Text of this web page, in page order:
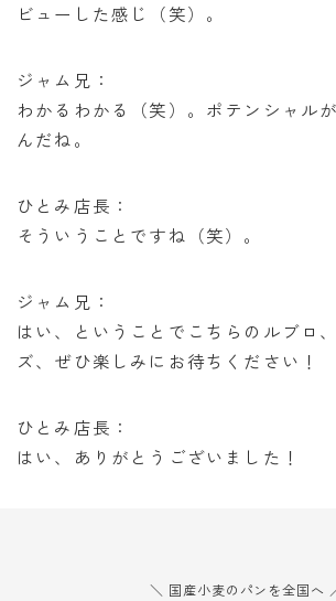
ビューした感じ（笑）。
ジャム兄：
わかるわかる（笑）。ポテンシャル
んだね。
ひとみ店長：
そういうことですね（笑）。
ジャム兄：
はい、ということでこちらのルブロ
ズ、ぜひ楽しみにお待ちください！
ひとみ店長：
はい、ありがとうございました！
＼ 国産小麦のパンを全国へ